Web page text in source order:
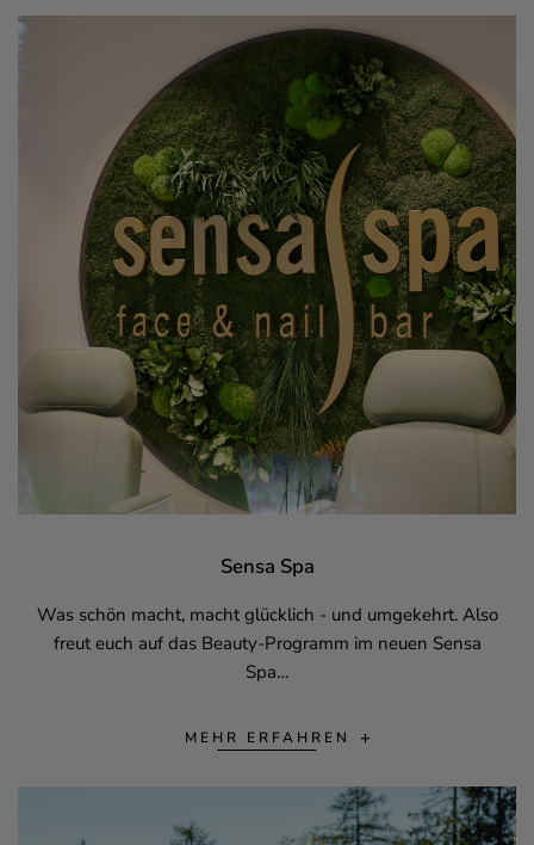
Sensa Spa
Was schön macht, macht glücklich - und umgekehrt. Also
freut euch auf das Beauty-Programm im neuen Sensa
Spa…
MEHR ERFAHREN